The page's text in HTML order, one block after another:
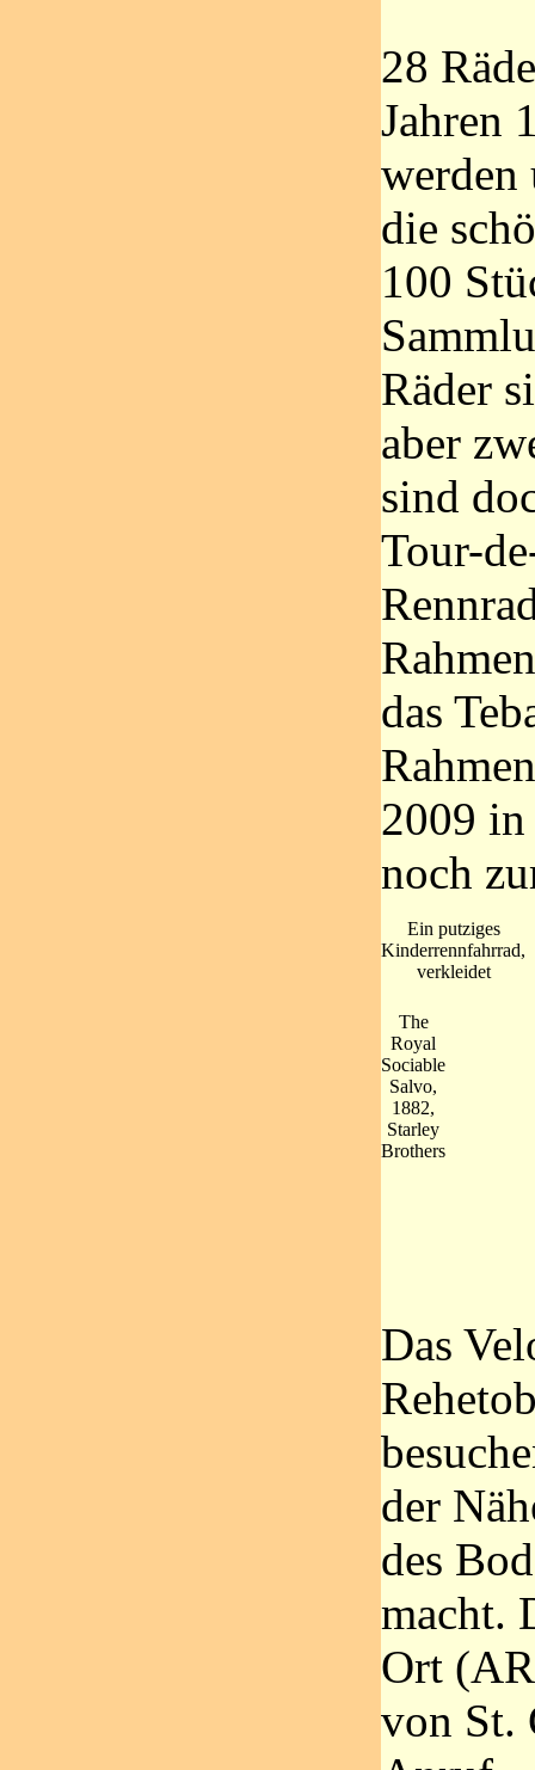
28
Jahren
werden
die
100
Räder
aber
sind
Tour-
das
2009
noch
Ein putziges
Kinderrennfahrrad,
verkleidet
The
Royal
Sociable
Salvo,
1882,
Starley
Brothers
Das
der
des
macht.
Ort
von St.